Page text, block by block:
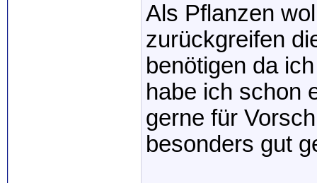
Als Pflanzen
zurückgreifen
benötigen da
habe ich schon
gerne für
besonders gut